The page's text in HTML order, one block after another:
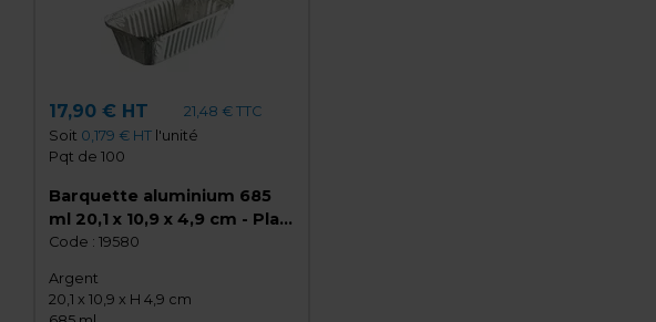
17,90 € HT
21,48 € TTC
Soit 0,179 € HTl'unité
Pqt de 100
Barquette aluminium 685
ml 20,1 x 10,9 x 4,9 cm - Plat
aluminium - Moule
Code : 19580
Argent
20,1 x 10,9 x H 4,9 cm